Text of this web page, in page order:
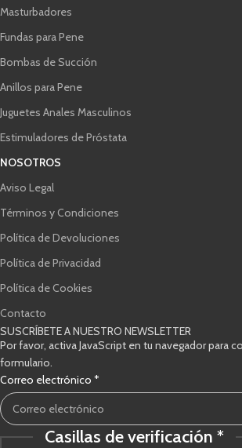
Masturbadores
Fundas para Pene
Bombas de Succión
Anillos para Pene
Juguetes Anales Masculinos
Estimuladores de Próstata
NOSOTROS
Aviso Legal
Términos y Condiciones
Política de Devoluciones
Política de Privacidad
Política de Cookies
Contacto
SUSCRÍBETE A NUESTRO NEWSLETTER
Por favor, activa JavaScript en tu navegador para
formulario.
electrónico
de
Casillas
Correo electrónico *
Casillas de verificación *